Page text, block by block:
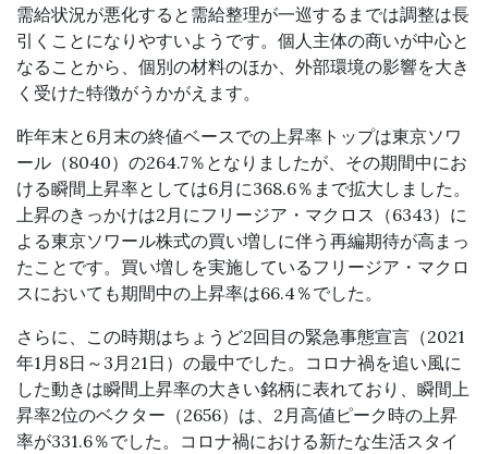
需給状況が悪化すると需給整理が一巡するまでは調整は長
引くことになりやすいようです。個人主体の商いが中心と
なることから、個別の材料のほか、外部環境の影響を大き
く受けた特徴がうかがえます。
昨年末と6月末の終値ベースでの上昇率トップは東京ソワ
ール（8040）の264.7％となりましたが、その期間中にお
ける瞬間上昇率としては6月に368.6％まで拡大しました。
上昇のきっかけは2月にフリージア・マクロス（6343）に
よる東京ソワール株式の買い増しに伴う再編期待が高まっ
たことです。買い増しを実施しているフリージア・マクロ
スにおいても期間中の上昇率は66.4％でした。
さらに、この時期はちょうど2回目の緊急事態宣言（2021
年1月8日～3月21日）の最中でした。コロナ禍を追い風に
した動きは瞬間上昇率の大きい銘柄に表れており、瞬間上
昇率2位のベクター（2656）は、2月高値ピーク時の上昇
率が331.6％でした。コロナ禍における新たな生活スタイ